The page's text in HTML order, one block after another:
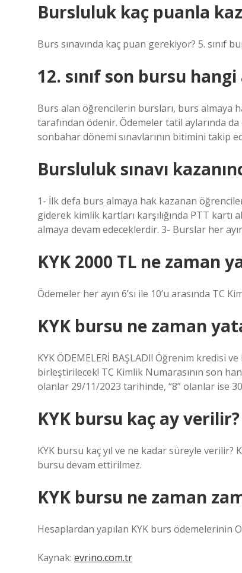
Bursluluk kaç puanla
Burs sınavında kaç puan gerekiyor? 5. sınıf
12. sınıf son bursu
Burs alan öğrencilerin bursları, burs almaya
tarafından ödenir. Ödemeler tatil aylarında
sonbahar dönemi sınavlarının bitimini takip
Bursluluk sınavı
1- İlk defa burs almaya hak kazanan
giderek kimlik kartları karşılığında PTT kartı
almaya devam edeceklerdir. 3- Burslar her
KYK 2000 TL ne zaman
Ödemeler her ayın 6’sı ile 10’u arasında TC
KYK bursu ne zaman
KYK ÖDEMELERİ BAŞLADI! Öğrenim kredisi
birleştirilecek! TC Kimlik Numarasının son
olanlar 29/11/2023 tarihinde, “8” olanlar ise
KYK bursu kaç ay verilir?
KYK bursu kaç yıl ve ne kadar süreyle verilir?
bursu devam ettirilmez.
KYK bursu ne zaman
Hesaplardan yapılan KYK burs ödemelerinin
Kaynak: evrino.com.tr